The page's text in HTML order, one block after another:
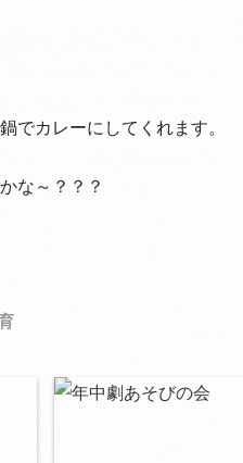
でカレーにしてくれます。
な～？？？